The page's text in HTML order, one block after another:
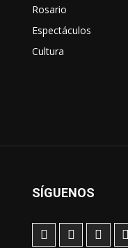
Rosario
Espectáculos
Cultura
SÍGUENOS